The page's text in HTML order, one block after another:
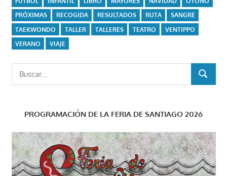
PRÓXIMAS
RECOGIDA RESULTADOS RUTA
SANGRE
TAEKWONDO
TALLER TALLERES TEATRO
VENTIPPO
VERANO
VIAJE
BUSCAR
PROGRAMACIÓN DE LA FERIA DE SANTIAGO 2026